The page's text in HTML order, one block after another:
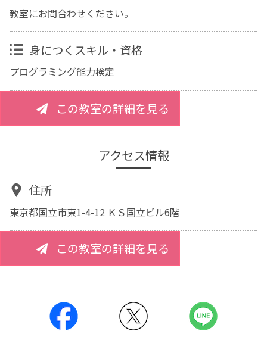
教室にお問合わせください。
身につくスキル・資格
プログラミング能力検定
この教室の詳細を見る
アクセス情報
住所
東京都国立市東1-4-12 ＫＳ国立ビル6階
この教室の詳細を見る